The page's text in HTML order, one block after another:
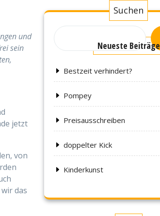
und
sein
jetzt
von
das
Suchen
Neueste Beiträge
Bestzeit verhindert?
Pompey
Preisausschreiben
doppelter Kick
Kinderkunst